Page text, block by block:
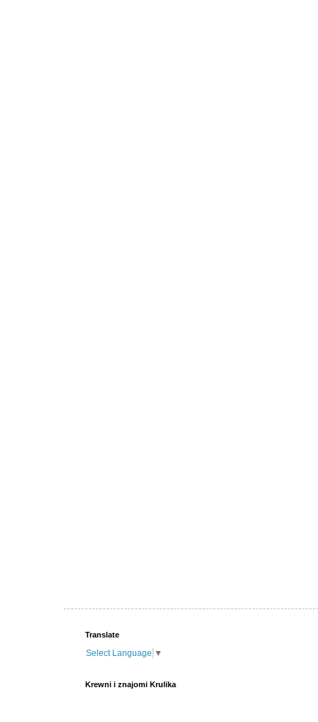
Translate
Select Language ▼
Krewni i znajomi Krulika